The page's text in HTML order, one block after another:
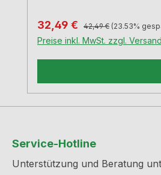
Verkaufspreis:
32,49 € Regulärer Preis:
42,49 € (23.53%
Preise inkl. MwSt. zzgl.
Service-Hotline
Unterstützung und Beratung